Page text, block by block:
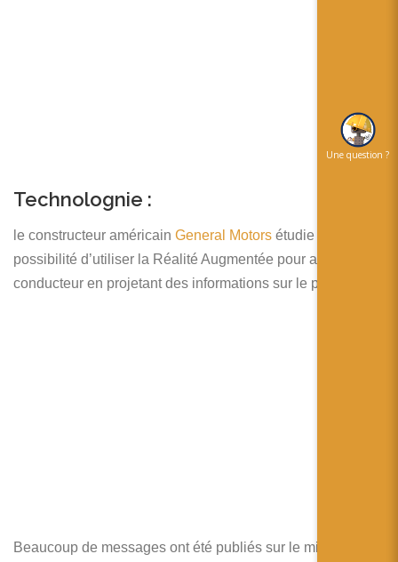
Technolognie :
le constructeur américain General Motors étudie la
possibilité d’utiliser la Réalité Augmentée pour aide le
conducteur en projetant des informations sur le pare-brise.
Beaucoup de messages ont été publiés sur le miroir
Une question ?